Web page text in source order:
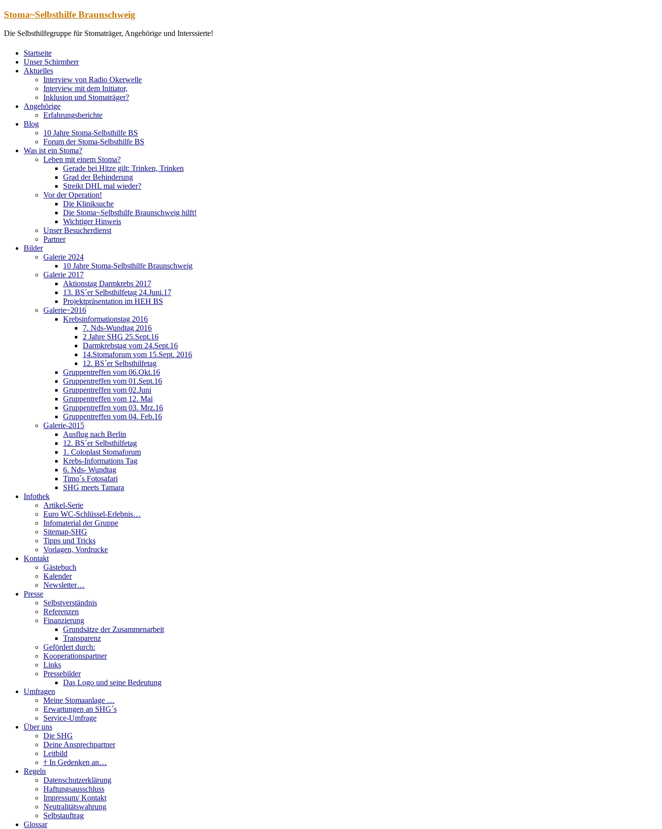
Zum
springen
Stoma~Selbsthilfe Braunschweig
Die Selbsthilfegruppe für Stomaträger, Angehörige und Interssierte!
Startseite
Unser Schirmherr
Aktuelles
Interview von Radio Okerwelle
Interview mit dem Initiator,
Inklusion und Stomaträger?
Angehörige
Erfahrungsberichte
Blog
10 Jahre Stoma-Selbsthilfe BS
Forum der Stoma-Selbsthilfe BS
Was ist ein Stoma?
Leben mit einem Stoma?
Gerade bei Hitze gilt: Trinken, Trinken
Grad der Behinderung
Streikt DHL mal wieder?
Vor der Operation!
Die Kliniksuche
Die Stoma~Selbsthilfe Braunschweig hilft!
Wichtiger Hinweis
Unser Besucherdienst
Partner
Bilder
Galerie 2024
10 Jahre Stoma-Selbsthilfe Braunschweig
Galerie 2017
Aktionstag Darmkrebs 2017
13. BS´er Selbsthilfetag 24.Juni.17
Projektpräsentation im HEH BS
Galerie~2016
Krebsinformationstag 2016
7. Nds-Wundtag 2016
2 Jahre SHG 25.Sept.16
Darmkrebstag vom 24.Sept.16
14.Stomaforum vom 15.Sept. 2016
12. BS´er Selbsthilfetag
Gruppentreffen vom 06.Okt.16
Gruppentreffen vom 01.Sept.16
Gruppentreffen vom 02.Juni
Gruppentreffen vom 12. Mai
Gruppentreffen vom 03. Mrz.16
Gruppentreffen vom 04. Feb.16
Galerie-2015
Ausflug nach Berlin
12. BS´er Selbsthilfetag
1. Coloplast Stomaforum
Krebs-Informations Tag
6. Nds- Wundtag
Timo´s Fotosafari
SHG meets Tamara
Infothek
Artikel-Serie
Euro WC-Schlüssel-Erlebnis…
Infomaterial der Gruppe
Sitemap-SHG
Tipps und Tricks
Vorlagen, Vordrucke
Kontakt
Gästebuch
Kalender
Newsletter…
Presse
Selbstverständnis
Referenzen
Finanzierung
Grundsätze der Zusammenarbeit
Transparenz
Gefördert durch:
Kooperationspartner
Links
Pressebilder
Das Logo und seine Bedeutung
Umfragen
Meine Stomaanlage …
Erwartungen an SHG´s
Service-Umfrage
Über uns
Die SHG
Deine Ansprechpartner
Leitbild
† In Gedenken an…
Regeln
Datenschutzerklärung
Haftungsausschluss
Impressum/ Kontakt
Neutralitätswahrung
Selbstauftrag
Glossar